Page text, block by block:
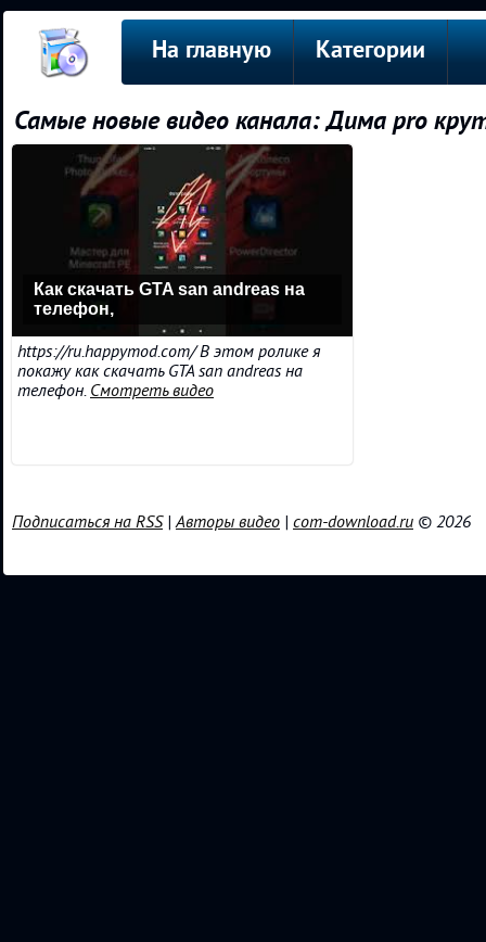
На главную Категории
Самые новые видео канала: Дима pro
Как скачать GTA san andreas на
телефон,
https://ru.happymod.com/ В этом ролике я
покажу как скачать GTA san andreas на
телефон. Смотреть видео
Подписаться на RSS|Авторы видео | com-download.ru © 2026